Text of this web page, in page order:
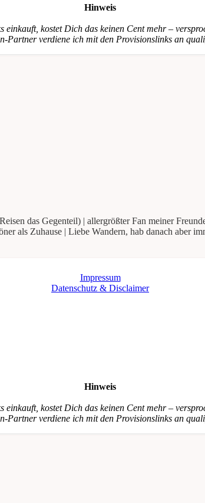
Hinweis
kostet Dich das keinen Cent mehr –
Partner verdiene ich mit den Provisionslinks an
das Gegenteil) | allergrößter Fan meiner
als Zuhause | Liebe Wandern, hab danach aber
Impressum
Datenschutz & Disclaimer
Hinweis
kostet Dich das keinen Cent mehr –
Partner verdiene ich mit den Provisionslinks an